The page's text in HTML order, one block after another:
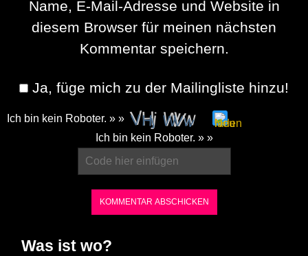
Name, E-Mail-Adresse und Website in
diesem Browser für meinen nächsten
Kommentar speichern.
Ja, füge mich zu der Mailingliste hinzu!
Ich bin kein Roboter. » »
Ich bin kein Roboter. » »
Was ist wo?